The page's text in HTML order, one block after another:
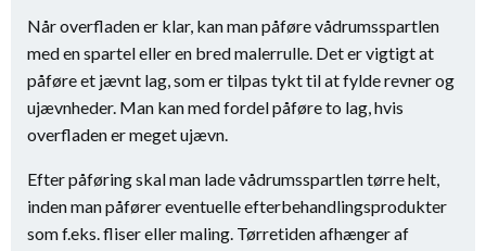
Når overfladen er klar, kan man påføre vådrumsspartlen
med en spartel eller en bred malerrulle. Det er vigtigt at
påføre et jævnt lag, som er tilpas tykt til at fylde revner og
ujævnheder. Man kan med fordel påføre to lag, hvis
overfladen er meget ujævn.
Efter påføring skal man lade vådrumsspartlen tørre helt,
inden man påfører eventuelle efterbehandlingsprodukter
som f.eks. fliser eller maling. Tørretiden afhænger af